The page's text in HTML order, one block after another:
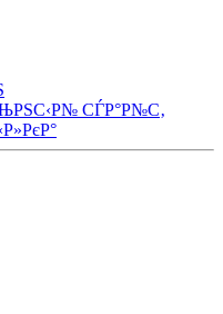
СЃР°Р№С‚